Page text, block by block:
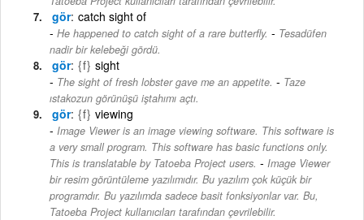
gör catch sight of
He happened to catch sight of a rare butterfly. - Tesadüfen
nadir bir kelebeği gördü.
gör {f} sight
The sight of fresh lobster gave me an appetite. - Taze
ıstakozun görünüşü iştahımı açtı.
gör {f} viewing
Image Viewer is an image viewing software. This software is
a very small program. This software has basic functions only.
This is translatable by Tatoeba Project users. - Image Viewer
bir resim görüntüleme yazılımıdır. Bu yazılım çok küçük bir
programdır. Bu yazılımda sadece basit fonksiyonlar var. Bu,
Tatoeba Project kullanıcıları tarafından çevrilebilir.